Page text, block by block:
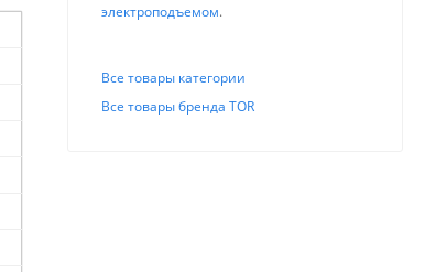
электроподъемом.
Все товары категории
Все товары бренда TOR